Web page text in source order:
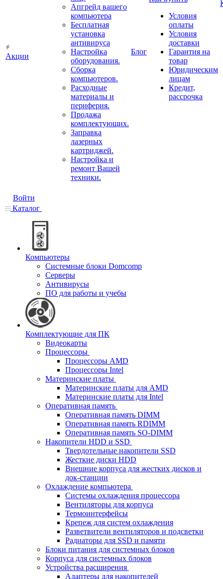
Акции
Апгрейд вашего
компьютера
Бесплатная
установка
антивируса
Настройка
оборудования.
Сборка
компьютеров.
Расходные
материалы и
периферия.
Продажа
комплектующих.
Заправка
лазерных
картриджей.
Настройка и
ремонт Вашей
техники.
Блог
Условия
оплаты
Условия
доставки
Гарантия на
товар
Юридическим
лицам
Кредит,
рассрочка
Войти
Каталог
Компьютеры
Системные блоки Domcomp
Серверы
Антивирусы
ПО для работы и учебы
Комплектующие для ПК
Видеокарты
Процессоры
Процессоры AMD
Процессоры Intel
Материнские платы
Материнские платы для AMD
Материнские платы для Intel
Оперативная память
Оперативная память DIMM
Оперативная память RDIMM
Оперативная память SO-DIMM
Накопители HDD и SSD
Твердотельные накопители SSD
Жесткие диски HDD
Внешние корпуса для жестких дисков и
док-станции
Охлаждение компьютера
Системы охлаждения процессора
Вентиляторы для корпуса
Термоинтерфейсы
Крепеж для систем охлаждения
Разветвители вентиляторов и подсветки
Радиаторы для SSD и памяти
Блоки питания для системных блоков
Корпуса для системных блоков
Устройства расширения
Адаптеры для накопителей